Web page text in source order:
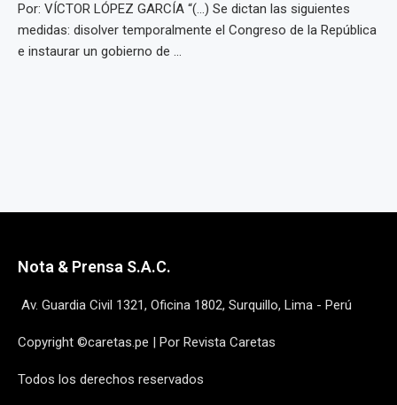
Por: VÍCTOR LÓPEZ GARCÍA “(…) Se dictan las siguientes
medidas: disolver temporalmente el Congreso de la República
e instaurar un gobierno de ...
Nota & Prensa S.A.C.
Av. Guardia Civil 1321, Oficina 1802, Surquillo, Lima - Perú
Copyright ©caretas.pe | Por Revista Caretas
Todos los derechos reservados